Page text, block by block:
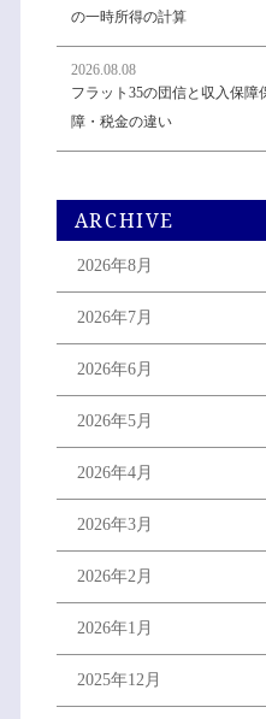
の一時所得の計算
2026.08.08
フラット35の団信と収入保
障・税金の違い
ARCHIVE
2026年8月
2026年7月
2026年6月
2026年5月
2026年4月
2026年3月
2026年2月
2026年1月
2025年12月